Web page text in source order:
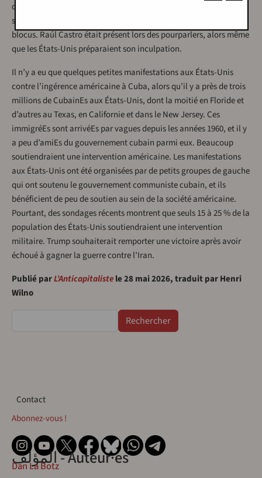
dollars, mais le président cubain Miguel Diaz-Canel a déclaré que
son gouvernement préférerait que les États-Unis lèvent leur
blocus. Raúl Castro était présent lors des pourparlers, alors même
que les États-Unis préparaient son inculpation.
Il n’y a eu que quelques petites manifestations aux États-Unis
contre l’ingérence américaine à Cuba, alors qu’il y a près de trois
millions de CubainEs aux États-Unis, dont la moitié en Floride et
d’autres au Texas, en Californie et dans le New Jersey. Ces
immigréEs sont arrivéEs par vagues depuis les années 1960, et il y
a peu d’amiEs du gouvernement cubain parmi eux. Beaucoup
soutiendraient une intervention américaine. Les manifestations
aux États-Unis ont été organisées par de petits groupes de gauche
qui ont soutenu le gouvernement communiste cubain, et ils
bénéficient de peu de soutien au sein de la société américaine.
Pourtant, des sondages récents montrent que seuls 15 à 25 % de la
population des États-Unis soutiendraient une intervention
militaire. Trump souhaiterait remporter une victoire après avoir
échoué à gagner la guerre contre l’Iran.
Publié parL’Anticapitalistele 28 mai 2026, traduit par Henri
Wilno
Contact
Contact
Abonnez-vous !
المؤلف - Auteur·esDan La Botz